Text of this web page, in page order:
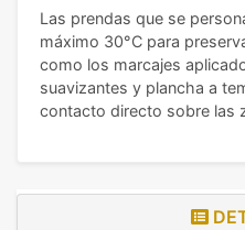
Las prendas que se
máximo 30°C para
como los marcajes
suavizantes y plancha a
contacto directo sobre las